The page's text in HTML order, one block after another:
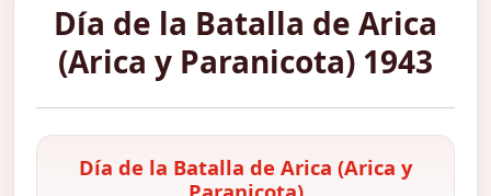
Día de la Batalla de Arica
(Arica y Paranicota) 1943
Día de la Batalla de Arica (Arica y